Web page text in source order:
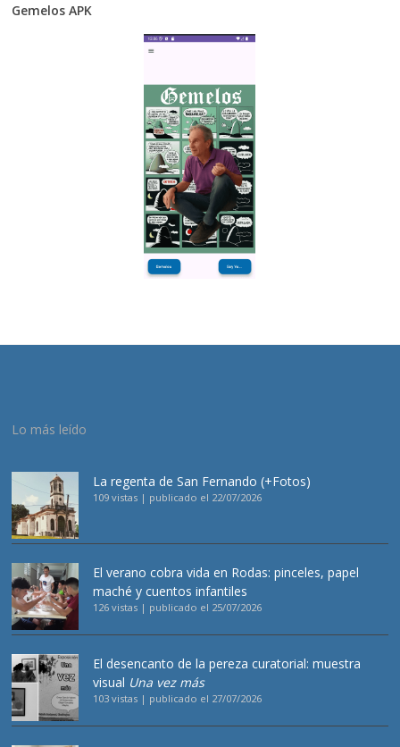
Gemelos APK
Lo más leído
La regenta de San Fernando (+Fotos)
109 vistas | publicado el 22/07/2026
El verano cobra vida en Rodas: pinceles, papel
maché y cuentos infantiles
126 vistas | publicado el 25/07/2026
El desencanto de la pereza curatorial: muestra
visual Una vez más
103 vistas | publicado el 27/07/2026